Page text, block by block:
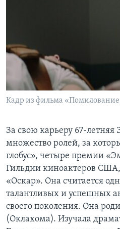
Кадр из фильма
За свою карьеру 67-летняя
множество ролей, за
глобус», четыре премии
Гильдии киноактеров
«Оскар». Она считается
талантливых и успешных
своего поколения. Она
(Оклахома). Изучала